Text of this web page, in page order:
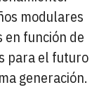
modulares
función de
para el futuro
generación.